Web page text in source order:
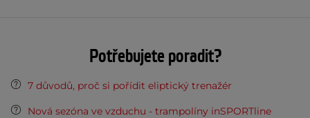
Potřebujete poradit?
7 důvodů, proč si pořídit eliptický trenažér
Nová sezóna ve vzduchu - trampolíny inSPORTline